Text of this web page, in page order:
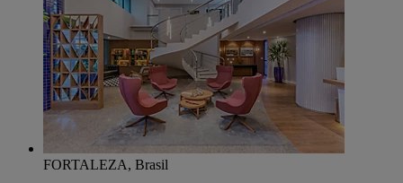
FORTALEZA, Brasil